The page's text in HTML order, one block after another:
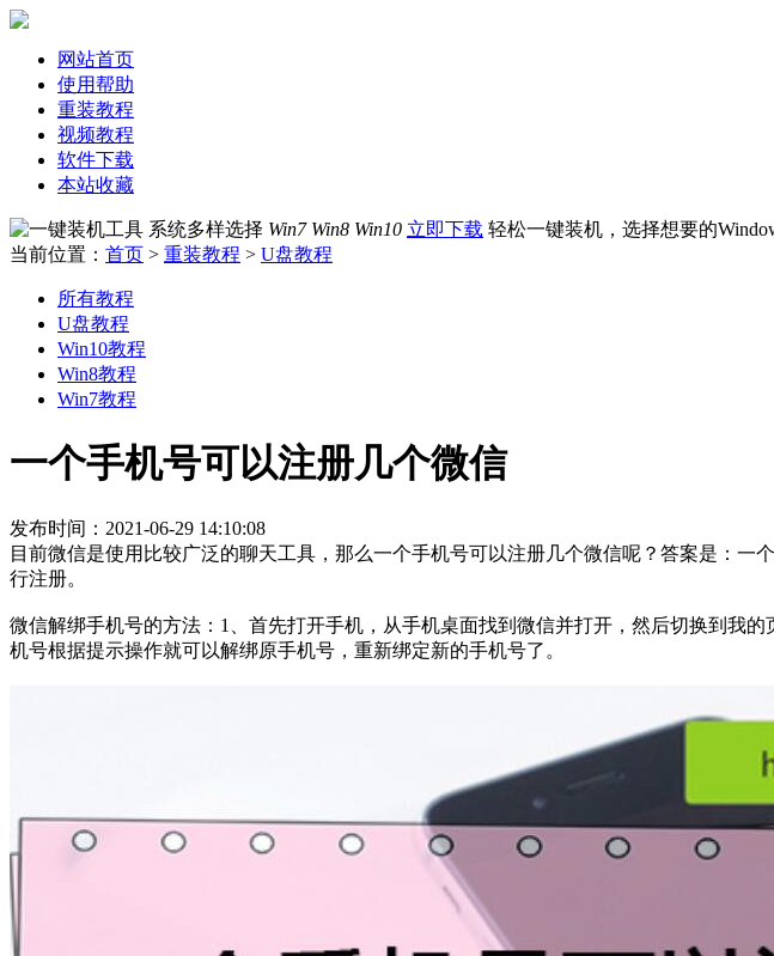
网站首页
使用帮助
重装教程
视频教程
软件下载
本站收藏
系统多样选择 Win7 Win8 Win10 立即下载 轻松一键装机，选择想要的
当前位置： 首页 > 重装教程 > U盘教程
所有教程
U盘教程
Win10教程
Win8教程
Win7教程
一个手机号可以注册几个微信
发布时间：2021-06-29 14:10:08
目前微信是使用比较广泛的聊天工具，那么一个手机号可以注册几个微信呢？答案是：
行注册。
微信解绑手机号的方法：1、首先打开手机，从手机桌面找到微信并打开，然后切换到我
机号根据提示操作就可以解绑原手机号，重新绑定新的手机号了。